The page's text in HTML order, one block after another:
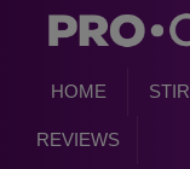
HOME
REVIEWS